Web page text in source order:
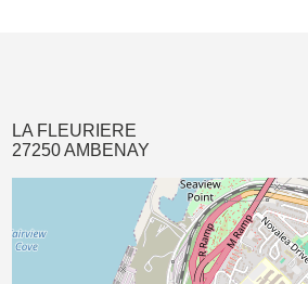
LA FLEURIERE
27250 AMBENAY